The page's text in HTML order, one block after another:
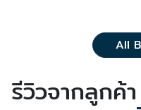
All
รีวิวจากลูกค้